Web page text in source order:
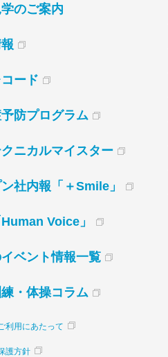
のご案内
ード
防プログラム
ニカルマイスター
社内報「＋Smile」
Voice」
ベント情報一覧
・体操コラム
利用にあたって
護方針